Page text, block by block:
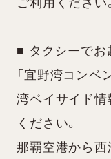
ご利用ください。
■ タクシーでお
「宜野湾コン
湾ベイサイド情
ください。
那覇空港から西